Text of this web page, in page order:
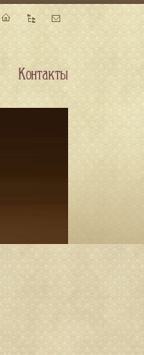
Контакты